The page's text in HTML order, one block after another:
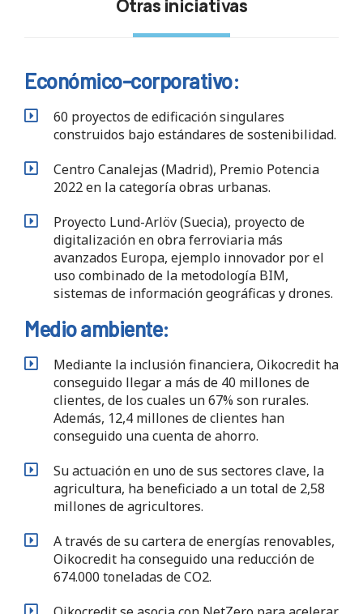
Otras iniciativas
Económico-corporativo:
60 proyectos de edificación singulares
construidos bajo estándares de sostenibilidad.
Centro Canalejas (Madrid), Premio Potencia
2022 en la categoría obras urbanas.
Proyecto Lund-Arlöv (Suecia), proyecto de
digitalización en obra ferroviaria más
avanzados Europa, ejemplo innovador por el
uso combinado de la metodología BIM,
sistemas de información geográficas y drones.
Medio ambiente:
Mediante la inclusión financiera, Oikocredit ha
conseguido llegar a más de 40 millones de
clientes, de los cuales un 67% son rurales.
Además, 12,4 millones de clientes han
conseguido una cuenta de ahorro.
Su actuación en uno de sus sectores clave, la
agricultura, ha beneficiado a un total de 2,58
millones de agricultores.
A través de su cartera de energías renovables,
Oikocredit ha conseguido una reducción de
674.000 toneladas de CO2.